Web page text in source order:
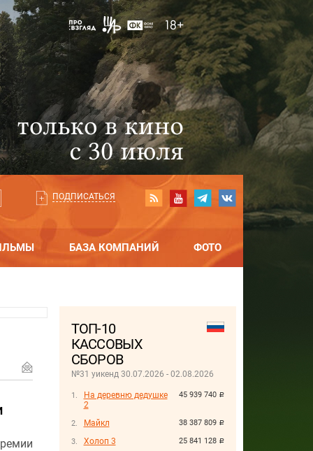
ПОДПИСАТЬСЯ
БАЗА КОМПАНИЙ ФОТО
ТОП-10
КАССОВЫХ
СБОРОВ
№31 уикенд 30.07.2026 - 02.08.2026
45 939 740 руб.
На деревню дедушке
2
38 387 809 руб.
Майкл
25 841 128 руб.
Холоп 3